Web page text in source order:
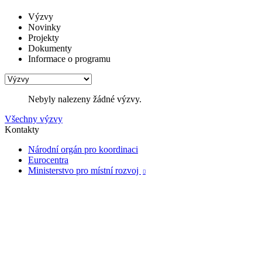
Výzvy
Novinky
Projekty
Dokumenty
Informace o programu
Nebyly nalezeny žádné výzvy.
Všechny výzvy
Kontakty
Národní orgán pro koordinaci
Eurocentra
Ministerstvo pro místní rozvoj
